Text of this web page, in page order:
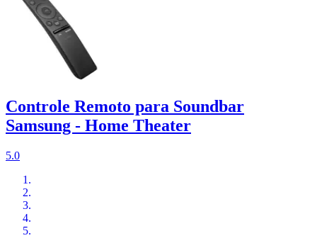
Controle Remoto para Soundbar
Samsung - Home Theater
5.0